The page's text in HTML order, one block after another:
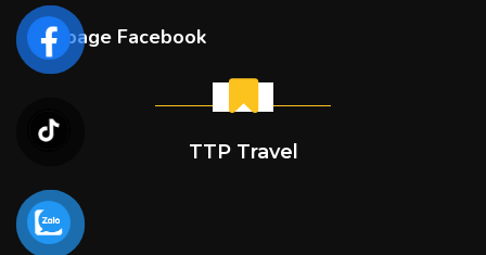
Fanpage Facebook
TTP Travel